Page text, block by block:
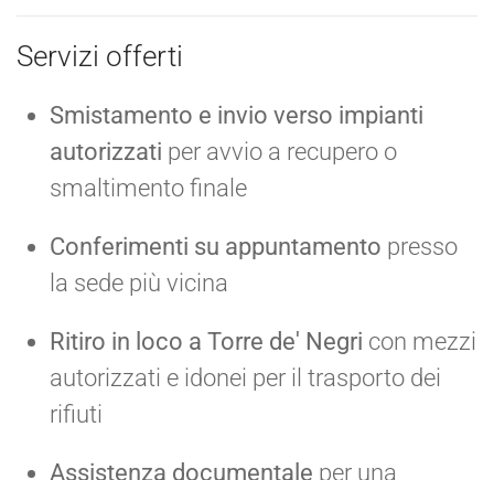
Servizi offerti
Smistamento e invio verso impianti
autorizzati per avvio a recupero o
smaltimento finale
Conferimenti su appuntamento presso
la sede più vicina
Ritiro in loco a Torre de' Negri con mezzi
autorizzati e idonei per il trasporto dei
rifiuti
Assistenza documentale per una